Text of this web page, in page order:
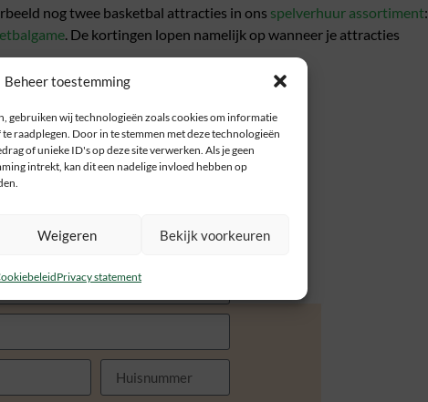
Beheer toestemming
gebruiken wij technologieën zoals cookies om informatie
raadplegen. Door in te stemmen met deze technologieën
of unieke ID's op deze site verwerken. Als je geen
intrekt, kan dit een nadelige invloed hebben op
Weigeren Bekijk voorkeuren
Privacy statement
nog twee basketbal attracties in ons spelverhuur assortiment:
. De kortingen lopen namelijk op wanneer je attracties